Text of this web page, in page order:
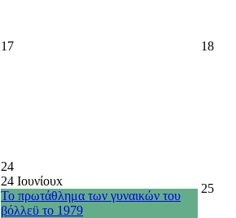
17 18
24
24 Ιουνίουx
Το πρωτάθλημα των γυναικών του
βόλλεϋ το 1979
25